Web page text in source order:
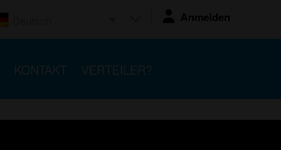
Anmelden
KONTAKT VERTEILER?